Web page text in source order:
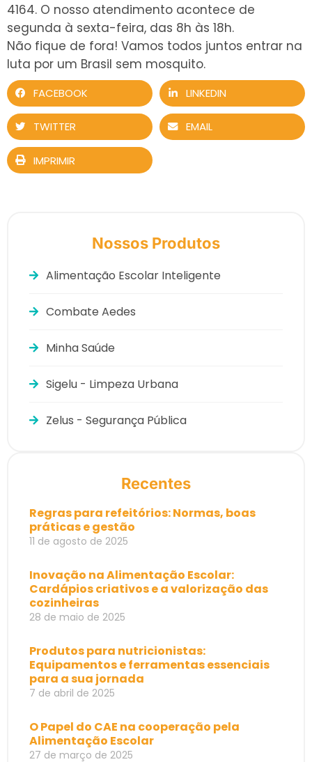
4164. O nosso atendimento acontece de
segunda à sexta-feira, das 8h às 18h.
Não fique de fora! Vamos todos juntos entrar na
luta por um Brasil sem mosquito.
FACEBOOK LINKEDIN
TWITTER EMAIL
IMPRIMIR
Nossos Produtos
Alimentação Escolar Inteligente
Combate Aedes
Minha Saúde
Sigelu - Limpeza Urbana
Zelus - Segurança Pública
Recentes
Regras para refeitórios: Normas, boas
práticas e gestão
11 de agosto de 2025
Inovação na Alimentação Escolar:
Cardápios criativos e a valorização das
cozinheiras
28 de maio de 2025
Produtos para nutricionistas:
Equipamentos e ferramentas essenciais
para a sua jornada
7 de abril de 2025
O Papel do CAE na cooperação pela
Alimentação Escolar
27 de março de 2025